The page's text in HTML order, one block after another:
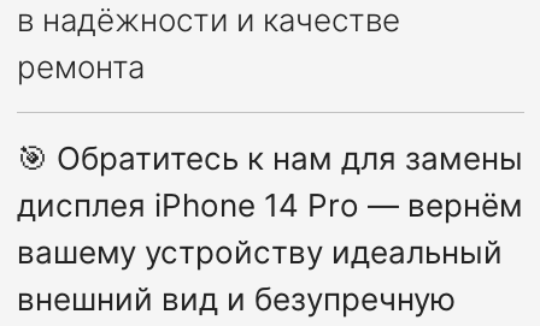
в надёжности и качестве
ремонта
🎯 Обратитесь к нам для замены
дисплея iPhone 14 Pro — вернём
вашему устройству идеальный
внешний вид и безупречную